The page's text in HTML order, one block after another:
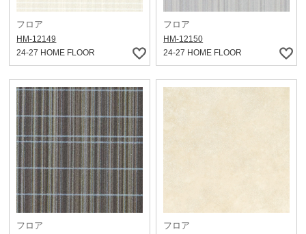
フロア
HM-12149
24-27 HOME FLOOR
フロア
HM-12150
24-27 HOME FLOOR
フロア フロア